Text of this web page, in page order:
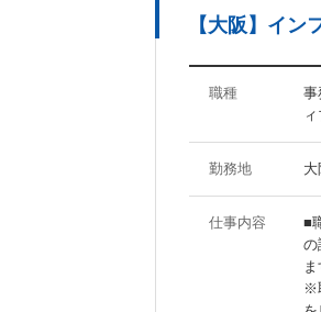
【大阪】イ
職種
事
勤務地 大
仕事内容
■
の
※